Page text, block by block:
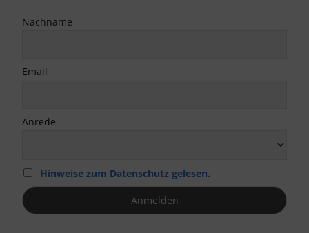
Nachname
Email
Anrede
Hinweise zum Datenschutz gelesen.